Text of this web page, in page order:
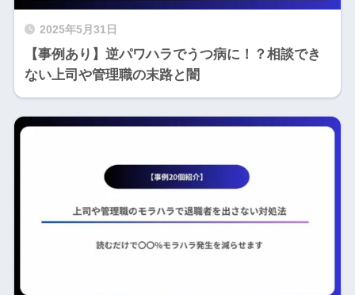
2025年5月31日
【事例あり】逆パワハラでうつ病に！？相談でき
ない上司や管理職の末路と闇